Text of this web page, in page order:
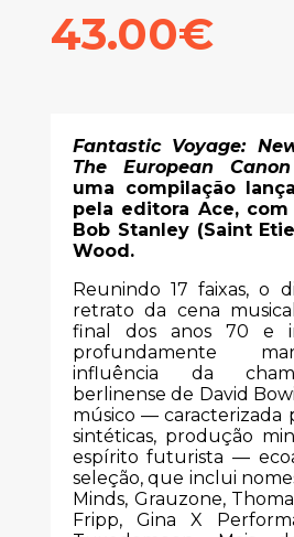
43.00€
Fantastic Voyage:
The European Canon
uma compilação
pela editora Ace,
Bob Stanley (Saint
Wood.
Reunindo 17 faixas, o
retrato da cena
final dos anos 70 e
profundamente
influência da
berlinense de David
músico — caracterizada
sintéticas, produção
espírito futurista —
seleção, que inclui
Minds, Grauzone,
Fripp, Gina X